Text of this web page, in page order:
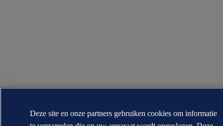
Deze site en onze partners gebruiken cookies om informatie